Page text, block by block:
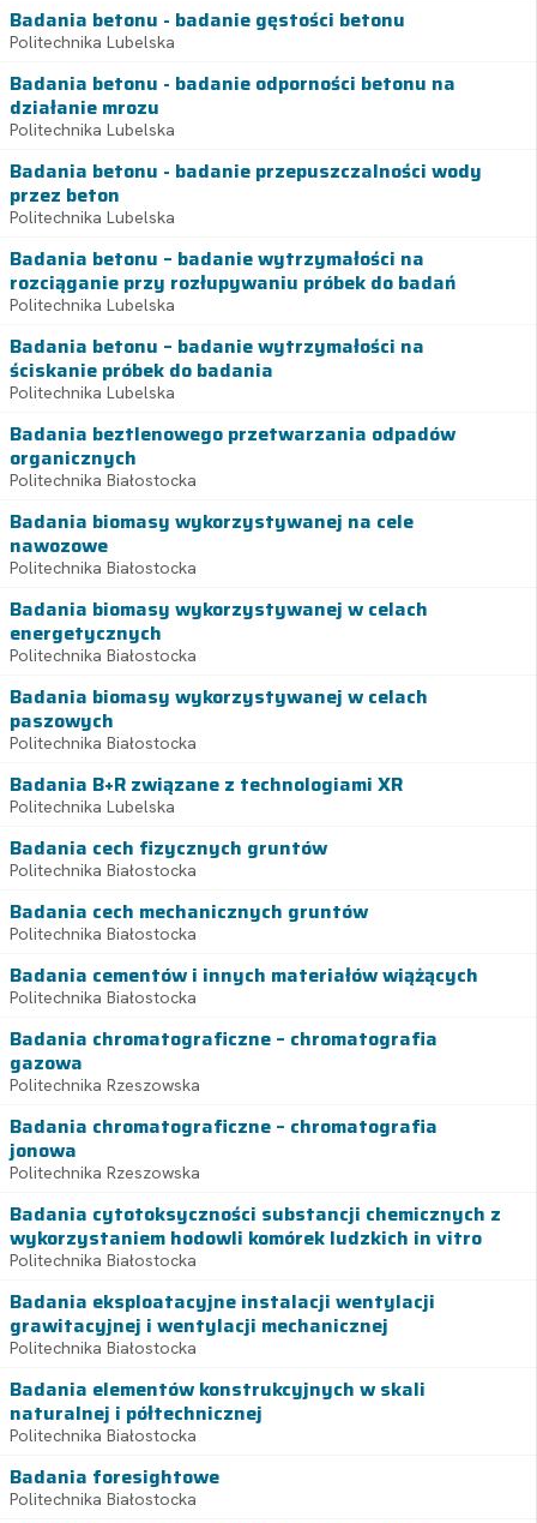
Badania betonu - badanie gęstości betonu
Politechnika Lubelska
Badania betonu - badanie odporności betonu na
działanie mrozu
Politechnika Lubelska
Badania betonu - badanie przepuszczalności wody
przez beton
Politechnika Lubelska
Badania betonu – badanie wytrzymałości na
rozciąganie przy rozłupywaniu próbek do badań
Politechnika Lubelska
Badania betonu – badanie wytrzymałości na
ściskanie próbek do badania
Politechnika Lubelska
Badania beztlenowego przetwarzania odpadów
organicznych
Politechnika Białostocka
Badania biomasy wykorzystywanej na cele
nawozowe
Politechnika Białostocka
Badania biomasy wykorzystywanej w celach
energetycznych
Politechnika Białostocka
Badania biomasy wykorzystywanej w celach
paszowych
Politechnika Białostocka
Badania B+R związane z technologiami XR
Politechnika Lubelska
Badania cech fizycznych gruntów
Politechnika Białostocka
Badania cech mechanicznych gruntów
Politechnika Białostocka
Badania cementów i innych materiałów wiążących
Politechnika Białostocka
Badania chromatograficzne – chromatografia
gazowa
Politechnika Rzeszowska
Badania chromatograficzne – chromatografia
jonowa
Politechnika Rzeszowska
Badania cytotoksyczności substancji chemicznych z
wykorzystaniem hodowli komórek ludzkich in vitro
Politechnika Białostocka
Badania eksploatacyjne instalacji wentylacji
grawitacyjnej i wentylacji mechanicznej
Politechnika Białostocka
Badania elementów konstrukcyjnych w skali
naturalnej i półtechnicznej
Politechnika Białostocka
Badania foresightowe
Politechnika Białostocka